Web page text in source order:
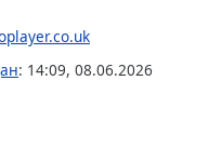
: 14:09, 08.06.2026